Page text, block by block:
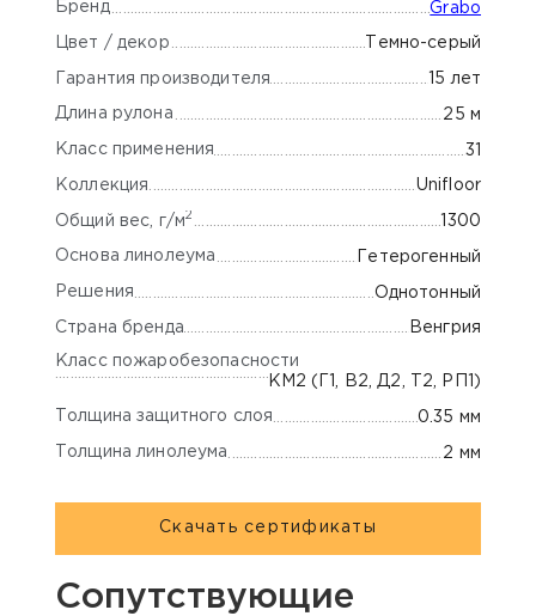
Бренд Grabo
Цвет / декор Темно-серый
Гарантия производителя 15 лет
Длина рулона 25 м
Класс применения 31
Коллекция Unifloor
Общий вес, г/м2 1300
Основа линолеума Гетерогенный
Решения Однотонный
Страна бренда Венгрия
Класс пожаробезопасности
КМ2 (Г1, В2, Д2, Т2, РП1)
Толщина защитного слоя 0.35 мм
Толщина линолеума 2 мм
Скачать сертификаты
Сопутствующие